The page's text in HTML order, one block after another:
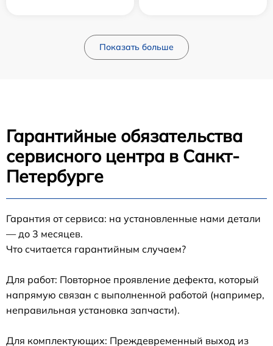
Показать больше
Гарантийные обязательства
сервисного центра в Санкт-
Петербурге
Гарантия от сервиса: на установленные нами детали
— до 3 месяцев.
Что считается гарантийным случаем?
Для работ: Повторное проявление дефекта, который
напрямую связан с выполненной работой (например,
неправильная установка запчасти).
Для комплектующих: Преждевременный выход из